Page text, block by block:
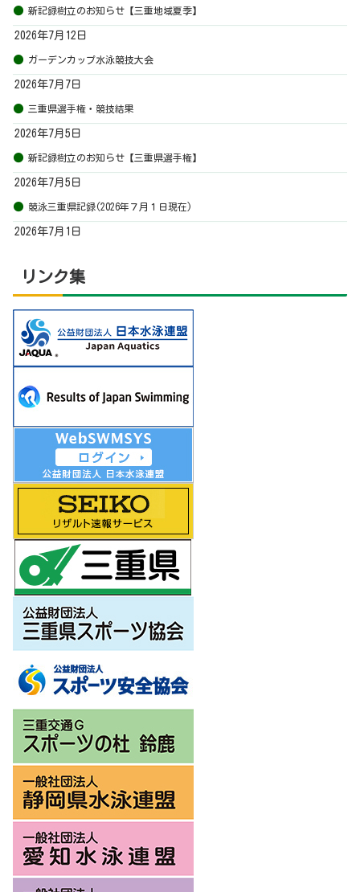
新記録樹立のお知らせ【三重地域夏季】
2026年7月12日
ガーデンカップ水泳競技大会
2026年7月7日
三重県選手権・競技結果
2026年7月5日
新記録樹立のお知らせ【三重県選手権】
2026年7月5日
競泳三重県記録(2026年７月１日現在)
2026年7月1日
リンク集